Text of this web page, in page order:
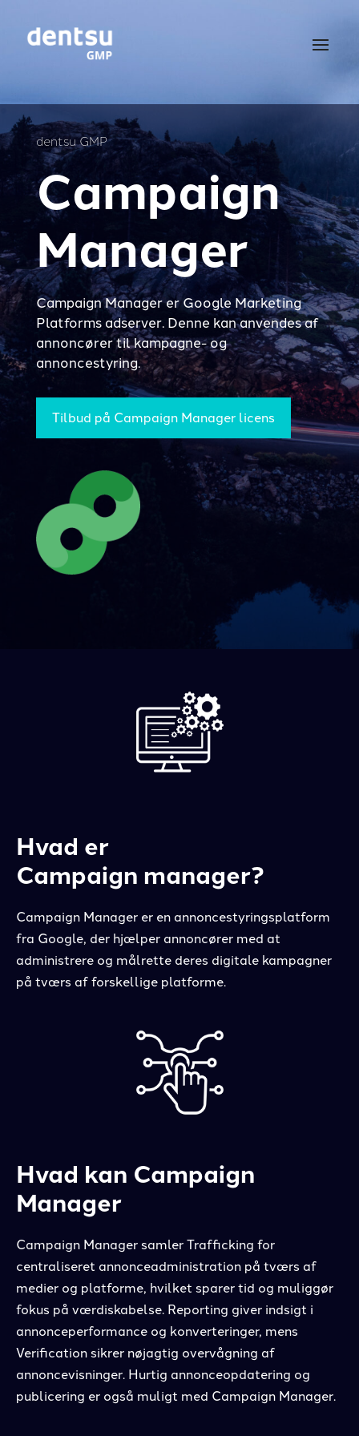
dentsu GMP
Campaign
Manager
Campaign Manager er Google Marketing
Platforms adserver. Denne kan anvendes af
annoncører til kampagne- og
annoncestyring.
Tilbud på Campaign Manager licens
Hvad er
Campaign manager?
Campaign Manager er en annoncestyringsplatform
fra Google, der hjælper annoncører med at
administrere og målrette deres digitale kampagner
på tværs af forskellige platforme.
Hvad kan Campaign
Manager
Campaign Manager samler Trafficking for
centraliseret annonceadministration på tværs af
medier og platforme, hvilket sparer tid og muliggør
fokus på værdiskabelse. Reporting giver indsigt i
annonceperformance og konverteringer, mens
Verification sikrer nøjagtig overvågning af
annoncevisninger. Hurtig annonceopdatering og
publicering er også muligt med Campaign Manager.